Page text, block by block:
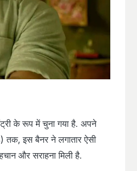
के रूप में चुना गया है. अपने
तक, इस बैनर ने लगातार ऐसी
और सराहना मिली है.